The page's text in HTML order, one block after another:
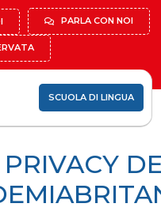
PARLA CON NOI
SCUOLA DI LINGUA